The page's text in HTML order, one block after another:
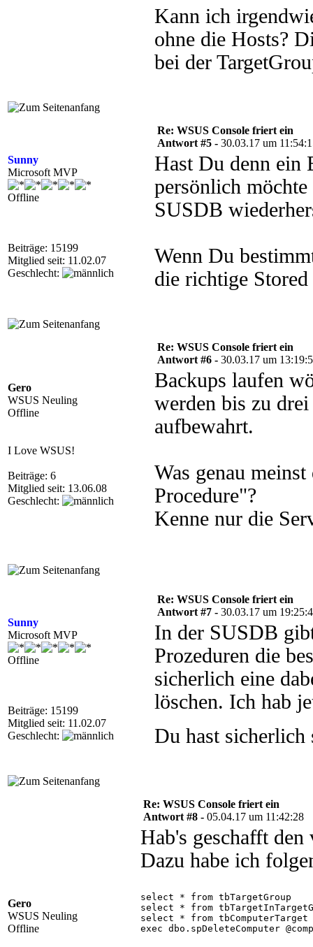
Kann ich
ohne die Hosts?
bei der
Sunny
Microsoft MVP
Offline
Beiträge: 15199
Mitglied seit: 11.02.07
Geschlecht:
Re: WSUS Console friert ein
Antwort #5 - 30.03.17 um
Hast Du denn ein
persönlich
SUSDB
Wenn Du
die richtige
Gero
WSUS Neuling
Offline
I Love WSUS!
Beiträge: 6
Mitglied seit: 13.06.08
Geschlecht:
Re: WSUS Console friert ein
Antwort #6 - 30.03.17 um
Backups laufen
werden bis zu
aufbewahrt.
Was genau
Procedure"?
Kenne nur die
Sunny
Microsoft MVP
Offline
Beiträge: 15199
Mitglied seit: 11.02.07
Geschlecht:
Re: WSUS Console friert ein
Antwort #7 - 30.03.17 um
In der SUSDB
Prozeduren die
sicherlich eine
löschen. Ich hab
Du hast
Gero
WSUS Neuling
Offline
Re: WSUS Console friert ein
Antwort #8 - 05.04.17 um 11:42:28
Hab's geschafft den
Dazu habe ich
select * from tbTargetGroup
select * from
select * from
exec dbo.spDeleteComputer